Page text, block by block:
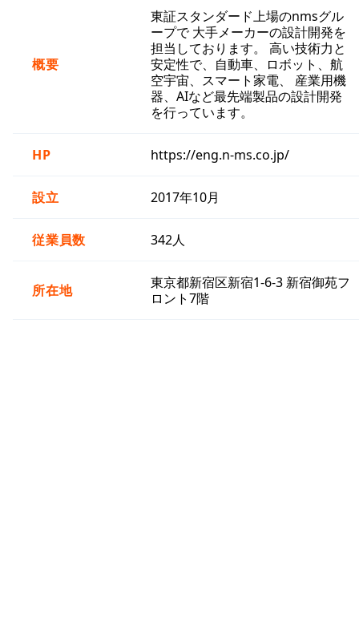
概要
東証スタンダード上場のnmsグル
ープで 大手メーカーの設計開発を
担当しております。 高い技術力と
安定性で、自動車、ロボット、航
空宇宙、スマート家電、 産業用機
器、AIなど最先端製品の設計開発
を行っています。
HP https://eng.n-ms.co.jp/
設立 2017年10月
従業員数 342人
所在地
東京都新宿区新宿1-6-3 新宿御苑フ
ロント7階